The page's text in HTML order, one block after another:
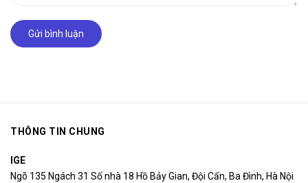
Gửi bình luận
THÔNG TIN CHUNG
IGE
Ngõ 135 Ngách 31 Số nhà 18 Hồ Bảy Gian, Đội Cấn, Ba Đình, Hà Nội